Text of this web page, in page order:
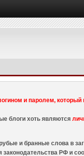
и паролем,
блоги хоть являются
и бранные слова в
РФ и